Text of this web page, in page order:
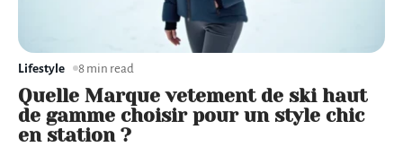
Quelle Marque vetement de ski haut
de gamme choisir pour un style chic
en station ?
Lifestyle 8 min read